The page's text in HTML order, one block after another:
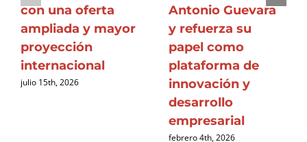
con una oferta
ampliada y mayor
proyección
internacional
julio 15th, 2026
Antonio Guevara
y refuerza su
papel como
plataforma de
innovación y
desarrollo
empresarial
febrero 4th, 2026